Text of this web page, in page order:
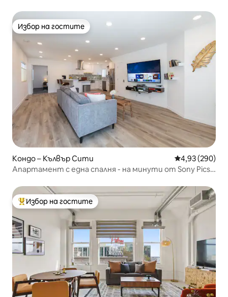
Избор на гостите
Избор на гостите
Кондо – Кълвър Сити Средна
4,93 (290)
Апартамент с една спалня - на минути от Sony Pics
Най-популярен избор на гостите
Избор на гостите